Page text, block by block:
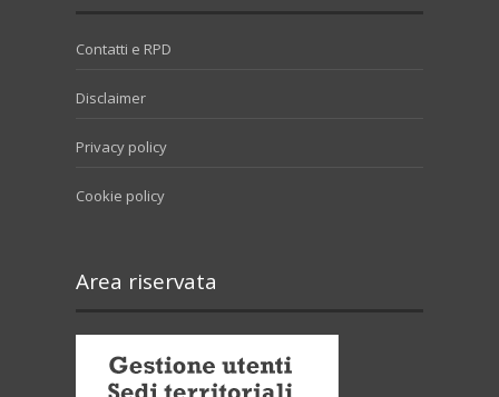
Contatti e RPD
Disclaimer
Privacy policy
Cookie policy
Area riservata